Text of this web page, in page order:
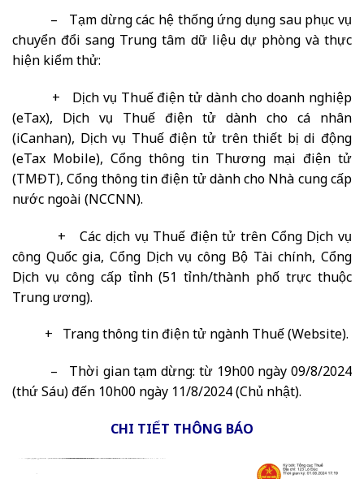
– Tạm dừng các hệ thống ứng dụng sau phục vụ
chuyển đổi sang Trung tâm dữ liệu dự phòng và thực
hiện kiểm thử:
+ Dịch vụ Thuế điện tử dành cho doanh nghiệp
(eTax), Dịch vụ Thuế điện tử dành cho cá nhân
(iCanhan), Dịch vụ Thuế điện tử trên thiết bị di động
(eTax Mobile), Cổng thông tin Thương mại điện tử
(TMĐT), Cổng thông tin điện tử dành cho Nhà cung cấp
nước ngoài (NCCNN).
+ Các dịch vụ Thuế điện tử trên Cổng Dịch vụ
công Quốc gia, Cổng Dịch vụ công Bộ Tài chính, Cổng
Dịch vụ công cấp tỉnh (51 tỉnh/thành phố trực thuộc
Trung ương).
+ Trang thông tin điện tử ngành Thuế (Website).
– Thời gian tạm dừng: từ 19h00 ngày 09/8/2024
(thứ Sáu) đến 10h00 ngày 11/8/2024 (Chủ nhật).
CHI TIẾT THÔNG BÁO